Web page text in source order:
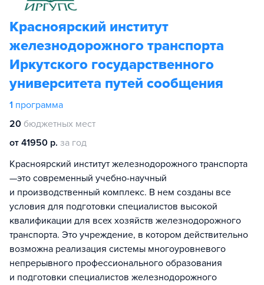
Красноярский институт
железнодорожного транспорта
Иркутского государственного
университета путей сообщения
1 программа
20 бюджетных мест
от 41950 р. за год
Красноярский институт железнодорожного транспорта
—это современный учебно-научный
и производственный комплекс. В нем созданы все
условия для подготовки специалистов высокой
квалификации для всех хозяйств железнодорожного
транспорта. Это учреждение, в котором действительно
возможна реализация системы многоуровневого
непрерывного профессионального образования
и подготовки специалистов железнодорожного